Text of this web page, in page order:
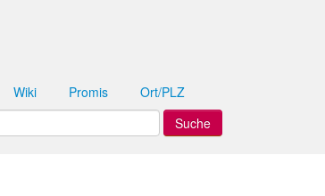
Wiki Promis Ort/PLZ